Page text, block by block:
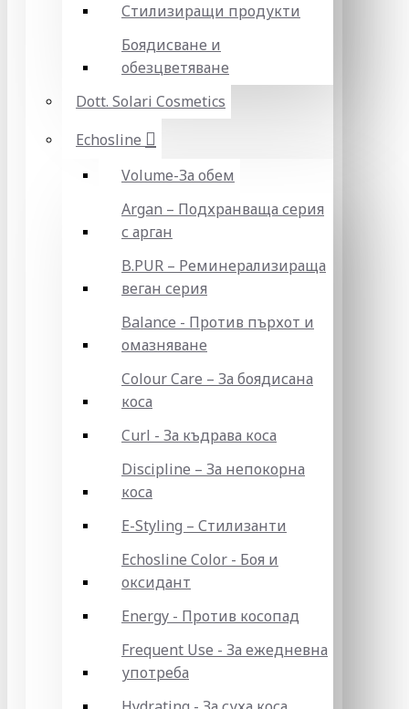
Стилизиращи продукти
Боядисване и
обезцветяване
Dott. Solari Cosmetics
Echosline
Volume-За обем
Argan – Подхранваща серия
с арган
B.PUR – Реминерализираща
веган серия
Balance - Против пърхот и
омазняване
Colour Care – За боядисана
коса
Curl - За къдрава коса
Discipline – За непокорна
коса
E-Styling – Стилизанти
Echosline Color - Боя и
оксидант
Energy - Против косопад
Frequent Use - За ежедневна
употреба